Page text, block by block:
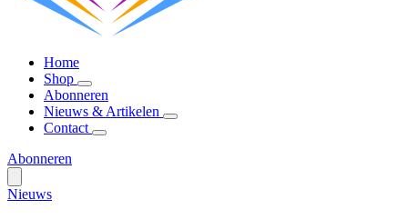
Home
Shop
Abonneren
Nieuws & Artikelen
Contact
Abonneren
Nieuws